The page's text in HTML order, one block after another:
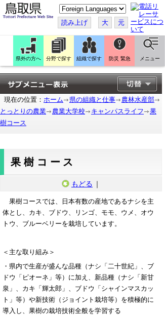
こ
の
ペ
ー
ジ
を
翻
訳
す
る
読み上げ 大 元
県外の方へ 分野で探す 組織で探す 防災 緊急 メニュー
現在の位置： ホーム 県の組織と仕事
農林水産部
とっとりの農業
農業大学校 キャンパスライフ
果
樹コース
果樹コース
もどる ｜
果樹コースでは、日本有数の産地であるナシを主
体とし、カキ、ブドウ、リンゴ、モモ、ウメ、オウ
トウ、ブルーベリーを栽培しています。
＜主な取り組み＞
・県内で生産が盛んな品種（ナシ「二十世紀」、ブ
ドウ「ピオーネ」等）に加え、新品種（ナシ「新甘
泉」、カキ「輝太郎」、ブドウ「シャインマスカッ
ト」等）や新技術（ジョイント栽培等）を積極的に
導入し、果樹の栽培技術全般を学習する